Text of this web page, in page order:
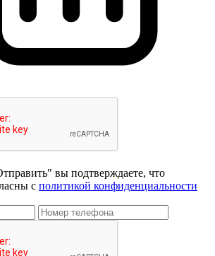
вы подтверждаете, что
с политикой конфиденциальности